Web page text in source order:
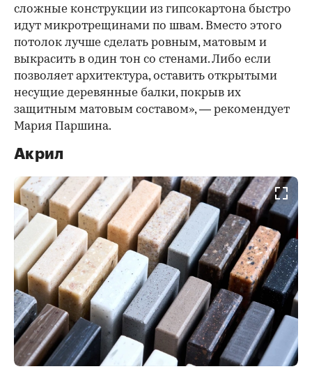
сложные конструкции из гипсокартона быстро
идут микротрещинами по швам. Вместо этого
потолок лучше сделать ровным, матовым и
выкрасить в один тон со стенами. Либо если
позволяет архитектура, оставить открытыми
несущие деревянные балки, покрыв их
защитным матовым составом», — рекомендует
Мария Паршина.
Акрил